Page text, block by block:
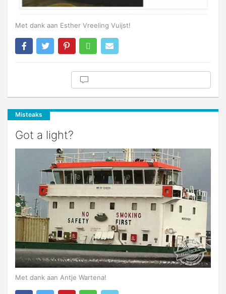
Met dank aan Esther Vreeling Vuijst!
Misteaks
Got a light?
Met dank aan Antje Wartena!